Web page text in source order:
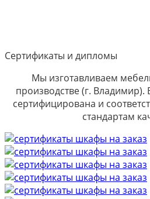
Сертификаты и дипломы
Мы изготавливаем
производстве (г.
сертифицирована и
стандартам